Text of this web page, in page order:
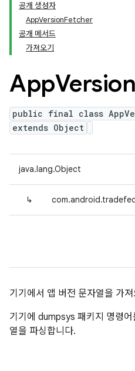
공개 생성자
AppVersionFetcher
공개 메서드
가져오기
AppVersion
public final class
extends Object
java.lang.Object
↳
기기에서 앱 버전 문자열을 가
기기에 dumpsys 패키지 명령
열을 파싱합니다.